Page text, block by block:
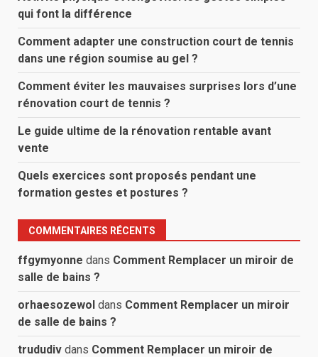
qui font la différence
Comment adapter une construction court de tennis
dans une région soumise au gel ?
Comment éviter les mauvaises surprises lors d’une
rénovation court de tennis ?
Le guide ultime de la rénovation rentable avant
vente
Quels exercices sont proposés pendant une
formation gestes et postures ?
COMMENTAIRES RÉCENTS
ffgymyonne dans Comment Remplacer un miroir de
salle de bains ?
orhaesozewol dans Comment Remplacer un miroir
de salle de bains ?
trududiv dans Comment Remplacer un miroir de